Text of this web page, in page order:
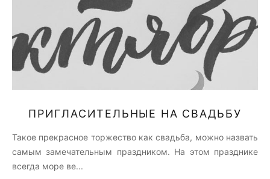
ПРИГЛАСИТЕЛЬНЫЕ НА СВАДЬБУ
Такое прекрасное торжество как свадьба, можно назвать
самым замечательным праздником. На этом празднике
всегда море ве...